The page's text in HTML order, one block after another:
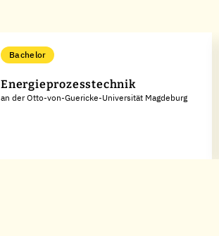
Bachelor
Energieprozesstechnik
an der Otto-von-Guericke-Universität Magdeburg